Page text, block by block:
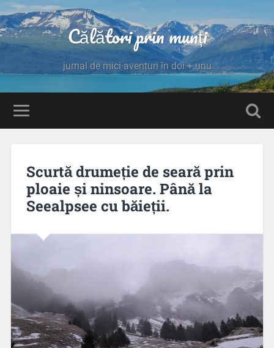
Călători prin munți
jurnal de mici aventuri în doi + unu
Scurtă drumeție de seară prin
ploaie și ninsoare. Până la
Seealpsee cu băieții.